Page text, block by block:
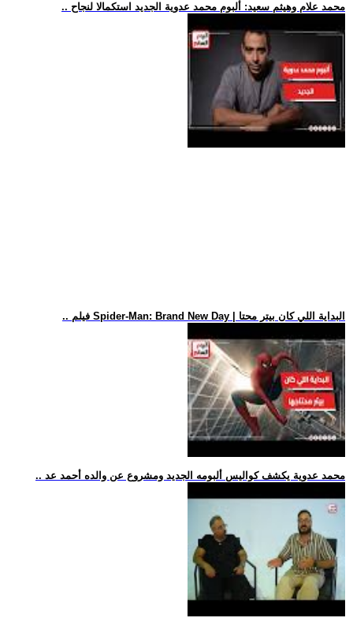
.. محمد علام وهيثم سعيد: ألبوم محمد عدوية الجديد استكمالا لنجاح
.. فيلم Spider-Man: Brand New Day | البداية اللي كان بيتر محتا
.. محمد عدوية يكشف كواليس ألبومه الجديد ومشروع عن والده أحمد عد